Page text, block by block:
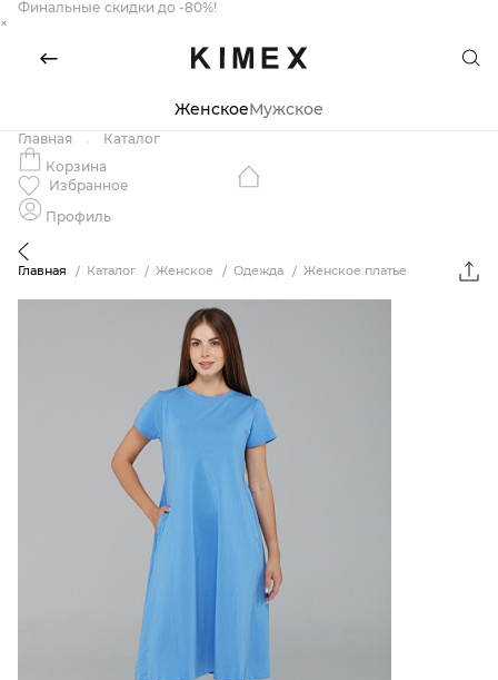
Финальные скидки до -80%!
×
ЖенскоеМужское
Главная
Каталог
Корзина
Избранное
Профиль
Главная Каталог Женское Одежда Женское платье